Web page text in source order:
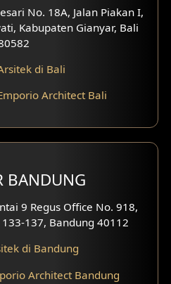
No. 18A, Jalan Piakan I,
Kabupaten Gianyar, Bali
di Bali
Architect Bali
BANDUNG
9 Regus Office No. 918,
137, Bandung 40112
di Bandung
Architect Bandung